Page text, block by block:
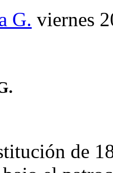
G. viernes
de